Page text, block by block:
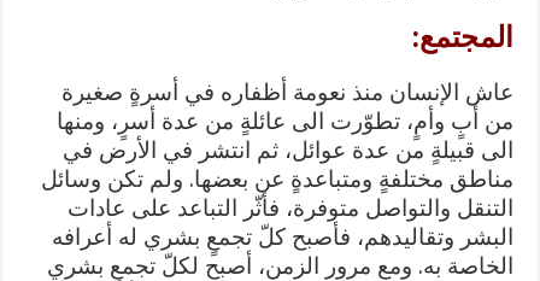
المجتمع:
عاش الإنسان منذ نعومة أظفاره في أسرةٍ صغيرة
من أبٍ وأمٍ، تطوّرت الى عائلةٍ من عدة أسرٍ، ومنها
الى قبيلةٍ من عدة عوائل، ثم انتشر في الأرض في
مناطق مختلفةٍ ومتباعدةٍ عن بعضها. ولم تكن وسائل
التنقل والتواصل متوفرة، فأثّر التباعد على عادات
البشر وتقاليدهم، فأصبح كلّ تجمعٍ بشري له أعرافه
الخاصة به. ومع مرور الزمن، أصبح لكلّ تجمعٍ بشري